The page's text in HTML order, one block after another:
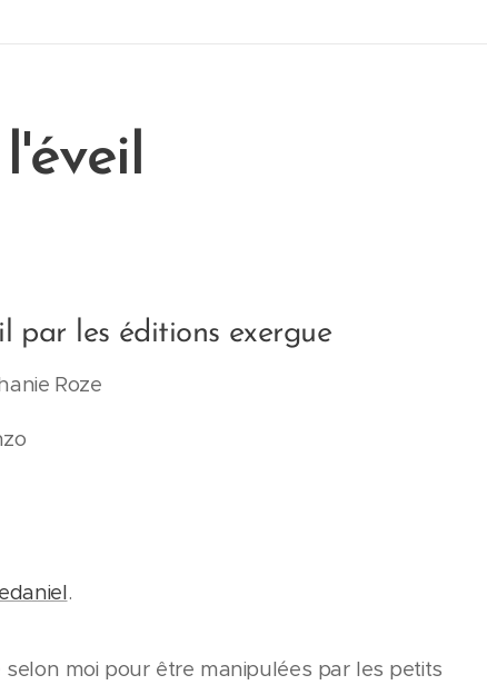
par les éditions exergue
Roze
.
moi pour être manipulées par les petits